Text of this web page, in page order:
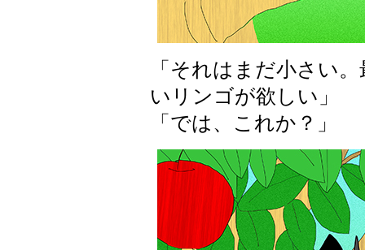
「それはまだ小さい
いリンゴが欲しい」
「では、これか？」